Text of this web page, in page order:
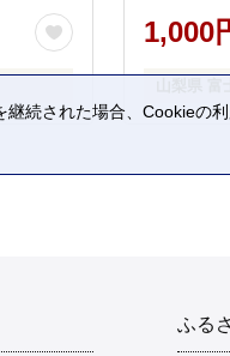
1,000
ふる
続された場合、Cookieの